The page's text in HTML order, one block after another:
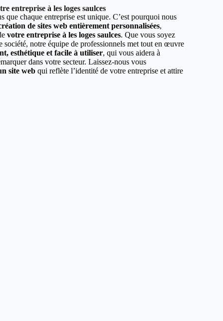
entreprise à les loges saulces
que chaque entreprise est unique. C’est pourquoi nous
de sites web entièrement personnalisées,
votre entreprise à les loges saulces. Que vous soyez
société, notre équipe de professionnels met tout en œuvre
esthétique et facile à utiliser, qui vous aidera à
dans votre secteur. Laissez-nous vous
site web qui reflète l’identité de votre entreprise et attire